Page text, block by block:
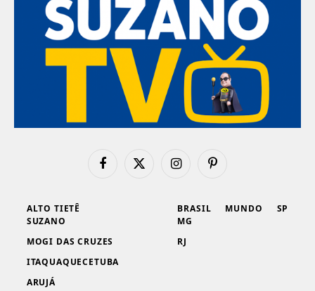
FacebookX
InstagramPinterest
ALTO TIETÊ
SUZANO
MOGI DAS CRUZES
ITAQUAQUECETUBA
ARUJÁ
BRASIL
MG
RJ
MUNDO SP